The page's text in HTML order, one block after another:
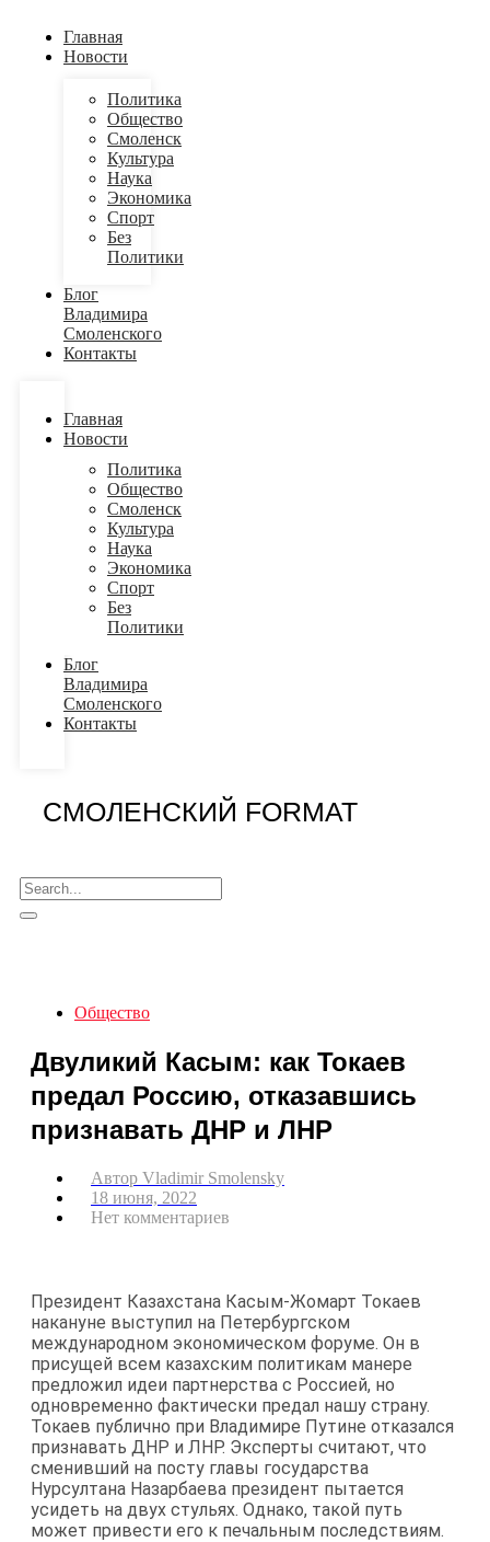
Главная
Новости
Политика
Общество
Смоленск
Культура
Наука
Экономика
Спорт
Без
Политики
Блог
Владимира
Смоленского
Контакты
Главная
Новости
Политика
Общество
Смоленск
Культура
Наука
Экономика
Спорт
Без
Политики
Блог
Владимира
Смоленского
Контакты
СМОЛЕНСКИЙ FORMAT
Общество
Двуликий Касым: как Токаев
предал Россию, отказавшись
признавать ДНР и ЛНР
Автор Vladimir Smolensky
18 июня, 2022
Нет комментариев
Президент Казахстана Касым-Жомарт Токаев
накануне выступил на Петербургском
международном экономическом форуме. Он в
присущей всем казахским политикам манере
предложил идеи партнерства с Россией, но
одновременно фактически предал нашу страну.
Токаев публично при Владимире Путине отказался
признавать ДНР и ЛНР. Эксперты считают, что
сменивший на посту главы государства
Нурсултана Назарбаева президент пытается
усидеть на двух стульях. Однако, такой путь
может привести его к печальным последствиям.